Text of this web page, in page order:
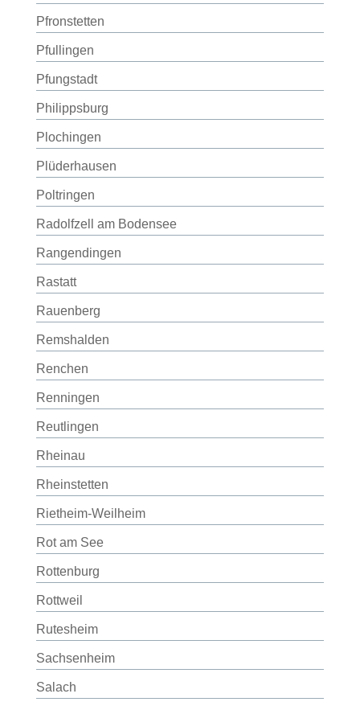
Pfronstetten
Pfullingen
Pfungstadt
Philippsburg
Plochingen
Plüderhausen
Poltringen
Radolfzell am Bodensee
Rangendingen
Rastatt
Rauenberg
Remshalden
Renchen
Renningen
Reutlingen
Rheinau
Rheinstetten
Rietheim-Weilheim
Rot am See
Rottenburg
Rottweil
Rutesheim
Sachsenheim
Salach